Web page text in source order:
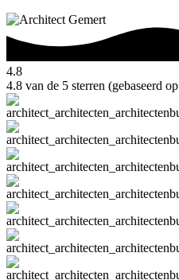
4.8
4.8 van de 5 sterren (gebaseerd op